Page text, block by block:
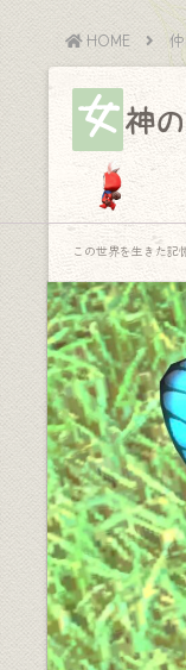
HOME
女神
この世界を生きた記